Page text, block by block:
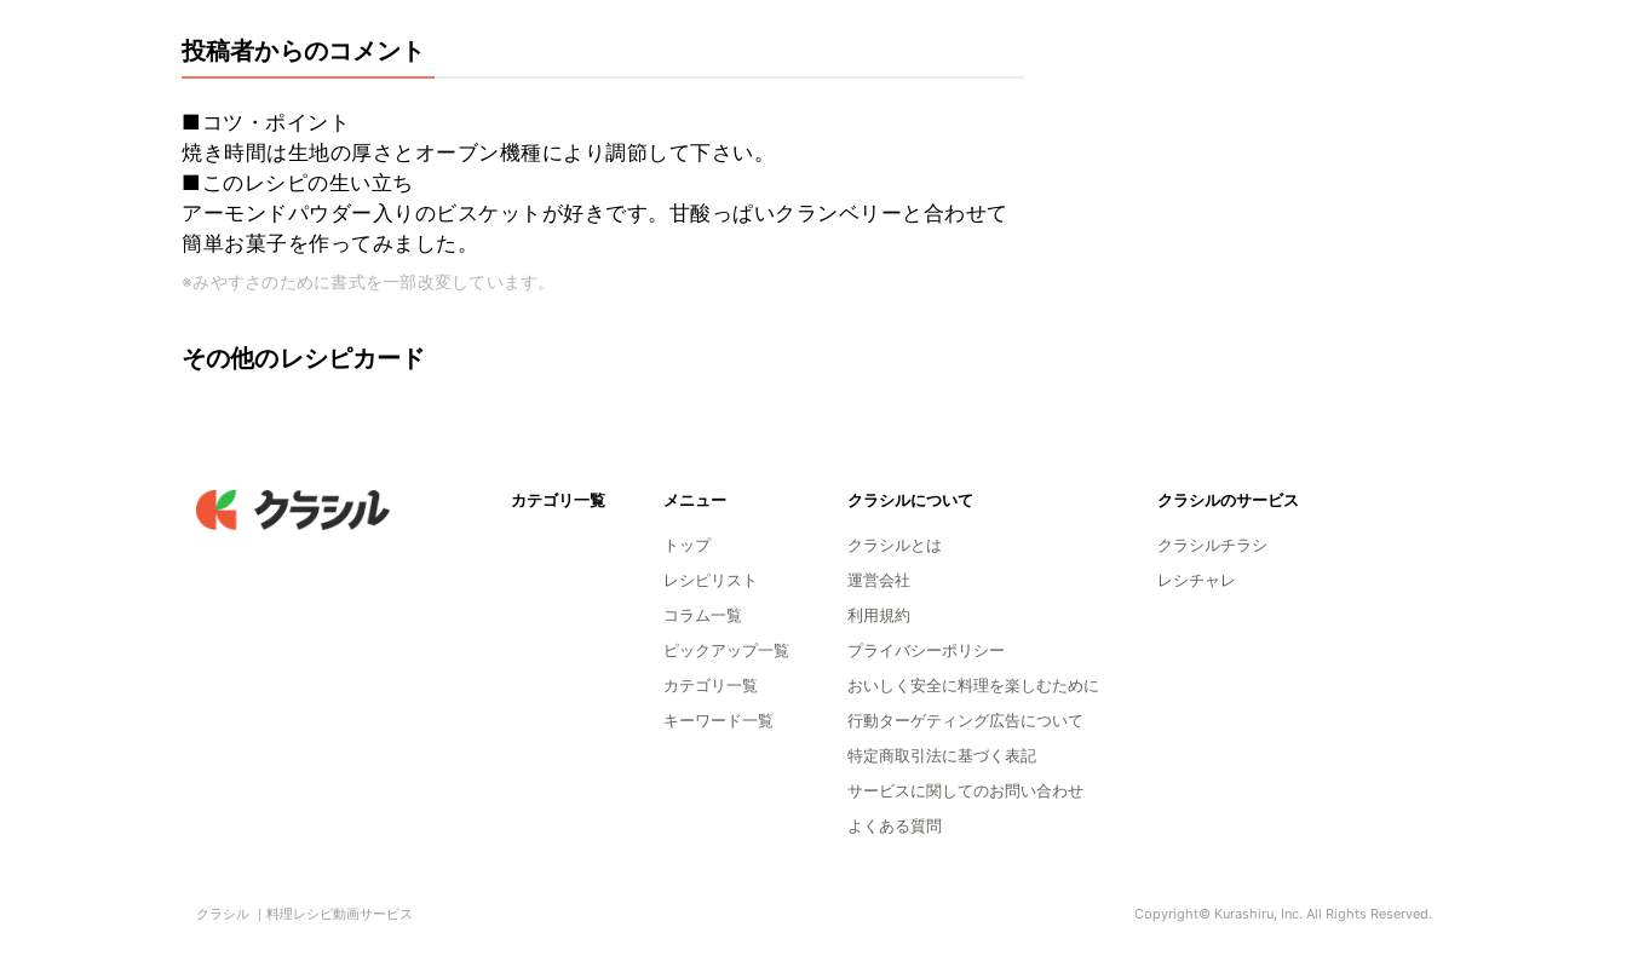
投稿者からのコメント
■コツ・ポイント
焼き時間は生地の厚さとオーブン機種により調節して下さい。
■このレシピの生い立ち
アーモンドパウダー入りのビスケットが好きです。甘酸っぱいクランベリーと合わせて
簡単お菓子を作ってみました。
※みやすさのために書式を一部改変しています。
その他のレシピカード
カテゴリ一覧 メニュー
トップ
レシピリスト
コラム一覧
ピックアップ一覧
カテゴリ一覧
キーワード一覧
クラシルについて
クラシルとは
運営会社
利用規約
プライバシーポリシー
おいしく安全に料理を楽しむために
行動ターゲティング広告について
特定商取引法に基づく表記
サービスに関してのお問い合わせ
よくある質問
クラシルのサービス
クラシルチラシ
レシチャレ
クラシル ｜料理レシピ動画サービス Copyright© Kurashiru, Inc. All Rights Reserved.